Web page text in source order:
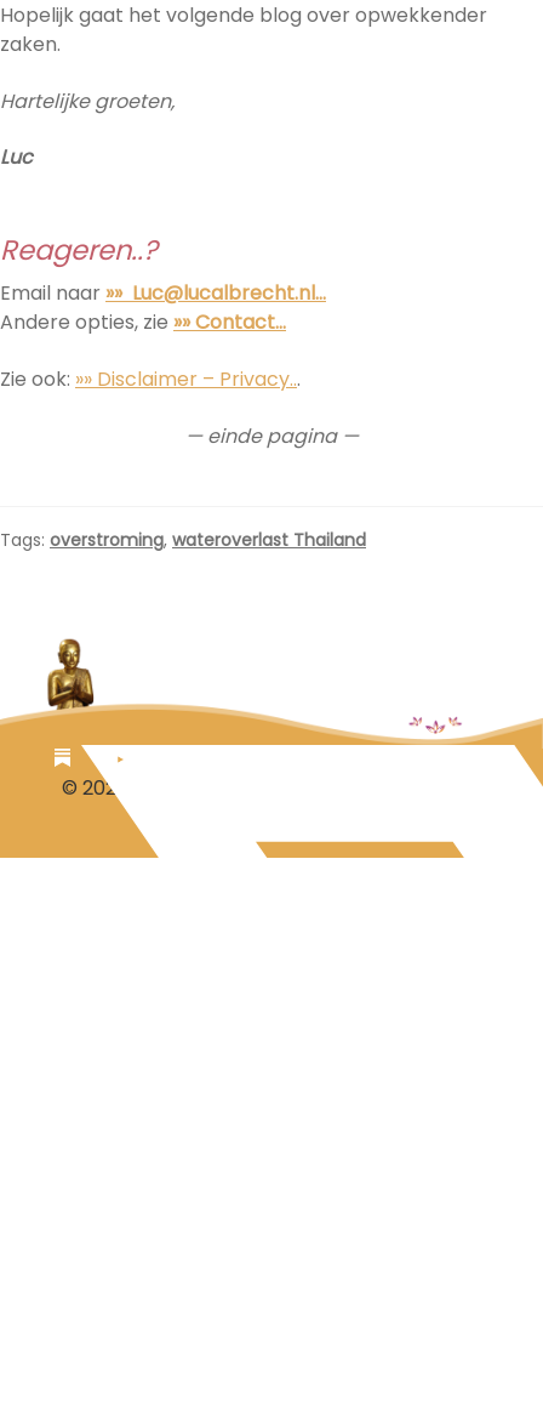
Hopelijk gaat het volgende blog over opwekkender
zaken.
Hartelijke groeten,
Luc
Reageren..?
Email naar»» Luc@lucalbrecht.nl…
Andere opties, zie »» Contact…
Zie ook: »» Disclaimer – Privacy...
— einde pagina —
Tags: overstroming, wateroverlast Thailand
© 2026 Luc Aalbrecht